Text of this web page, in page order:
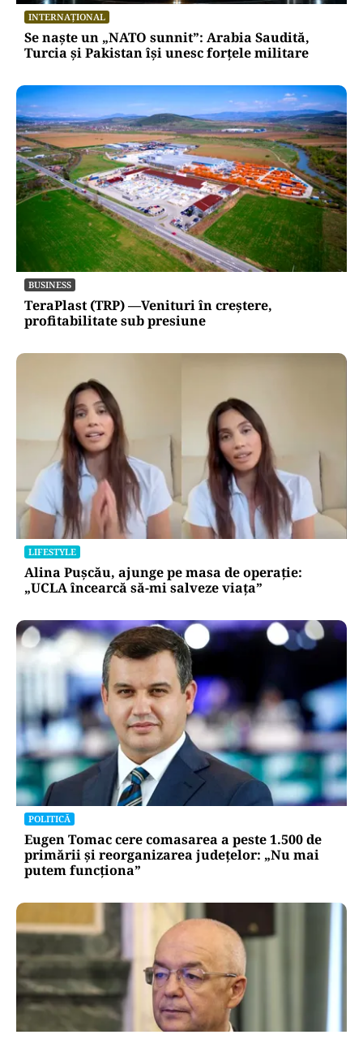
INTERNAȚIONAL
Se naște un „NATO sunnit”: Arabia Saudită,
Turcia și Pakistan își unesc forțele militare
BUSINESS
TeraPlast (TRP) —Venituri în creștere,
profitabilitate sub presiune
LIFESTYLE
Alina Pușcău, ajunge pe masa de operație:
„UCLA încearcă să-mi salveze viața”
POLITICĂ
Eugen Tomac cere comasarea a peste 1.500 de
primării și reorganizarea județelor: „Nu mai
putem funcționa”